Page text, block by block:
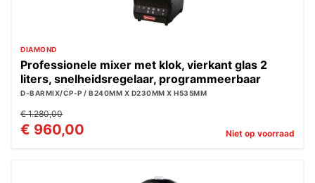
DIAMOND
Professionele mixer met klok, vierkant glas 2
liters, snelheidsregelaar, programmeerbaar
D-BARMIX/CP-P / B240MM X D230MM X H535MM
€ 1.280,00
€ 960,00 Niet op voorraad